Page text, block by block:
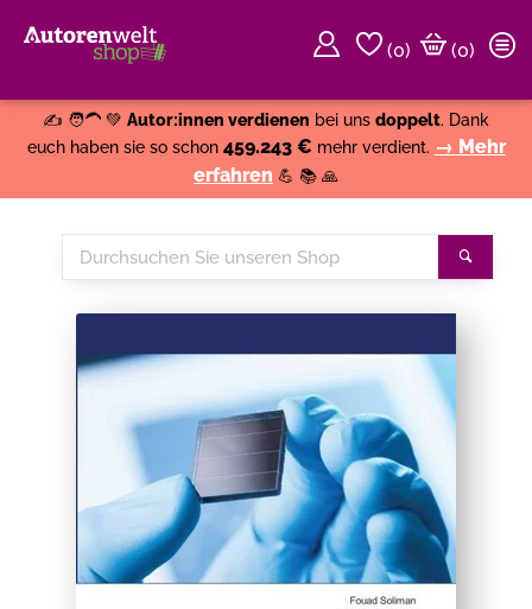
(0)
(0)
✍️ 🧑‍🦱 💚 Autor:innen verdienen bei uns doppelt. Dank
euch haben sie so schon 459.243 € mehr verdient. → Mehr
erfahren 💪 📚 🙏
Durchsuchen
Sie